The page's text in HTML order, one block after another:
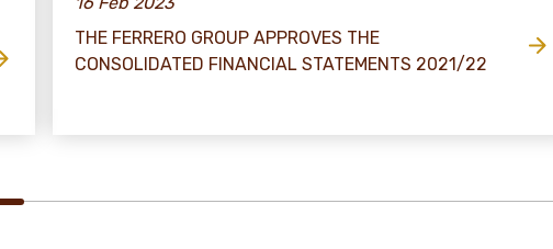
THE FERRERO GROUP APPROVES THE
CONSOLIDATED FINANCIAL STATEMENTS 2021/22